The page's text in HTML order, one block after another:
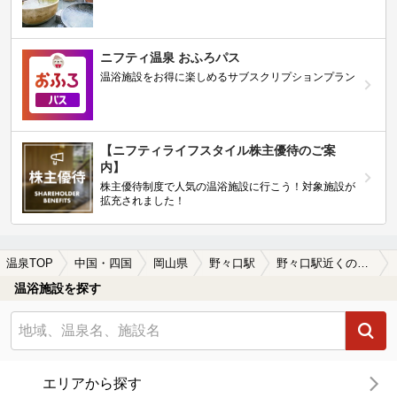
ニフティ温泉 おふろパス
温浴施設をお得に楽しめるサブスクリプションプラン
【ニフティライフスタイル株主優待のご案
内】
株主優待制度で人気の温浴施設に行こう！対象施設が
拡充されました！
温泉TOP 中国・四国 岡山県 野々口駅
温浴施設を探す
エリアから探す